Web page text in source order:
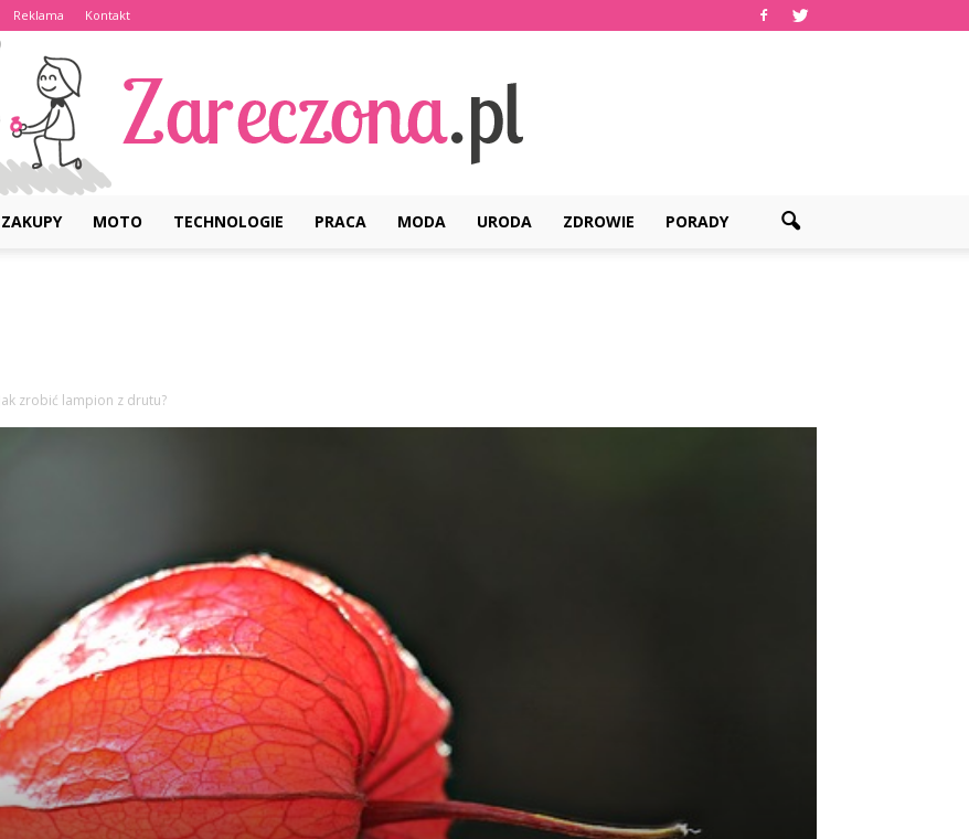
Reklama Kontakt
ZAKUPY MOTO TECHNOLOGIE PRACA MODA URODA ZDROWIE PORADY
Jak zrobić lampion z drutu?